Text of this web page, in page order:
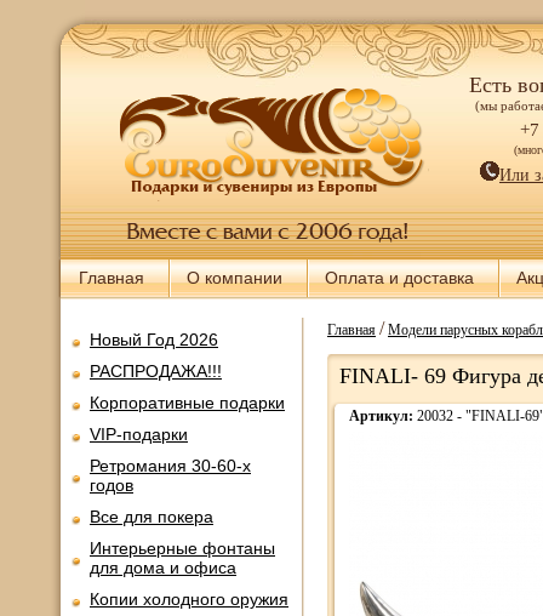
Есть
(мы
+7
Или
Главная О компании Оплата и доставка
Новый Год 2026
РАСПРОДАЖА!!!
Корпоративные подарки
VIP-подарки
Ретромания 30-60-х
годов
Все для покера
Интерьерные фонтаны
для дома и офиса
Копии холодного оружия
Главная/Модели парусных
FINALI- 69 Фигура
Артикул: 20032 - "FINALI-